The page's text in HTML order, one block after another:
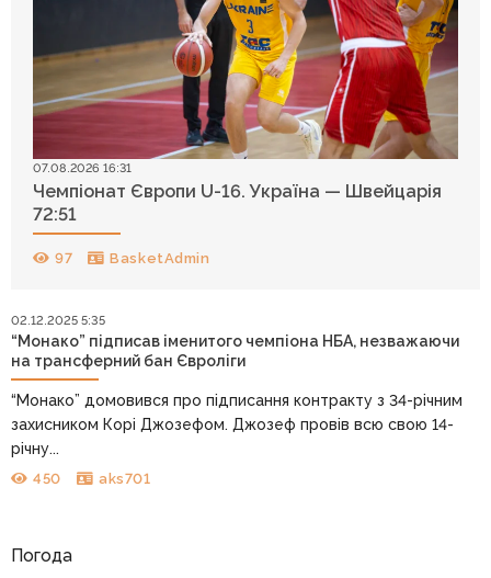
07.08.2026 16:31
Чемпіонат Європи U-16. Україна — Швейцарія
72:51
97 BasketAdmin
02.12.2025 5:35
“Монако” підписав іменитого чемпіона НБА, незважаючи
на трансферний бан Євроліги
“Монако” домовився про підписання контракту з 34-річним
захисником Корі Джозефом. Джозеф провів всю свою 14-
річну...
450 aks701
Погода